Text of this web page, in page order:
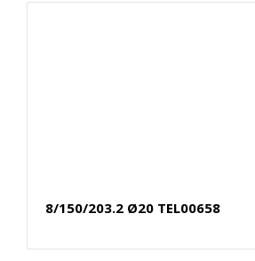
8/150/203.2 Ø20 TEL00658